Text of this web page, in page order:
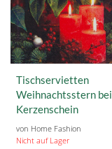
Tischservietten
Weihnachtsstern bei
Kerzenschein
von Home Fashion
Nicht auf Lager